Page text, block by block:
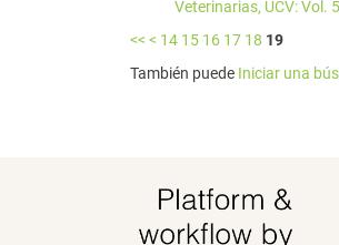
Veterinarias, UCV: Vol.
<< < 14 15 16 17 18 19
También puede Iniciar una